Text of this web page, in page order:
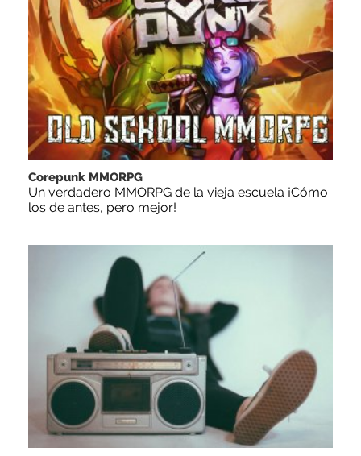
Corepunk MMORPG
Un verdadero MMORPG de la vieja escuela ¡Cómo
los de antes, pero mejor!